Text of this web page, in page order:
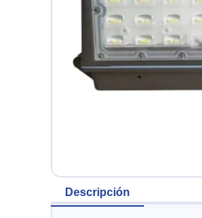
Descripción